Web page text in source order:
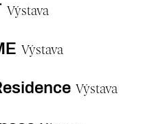
Výstava
Výstava
Výstava